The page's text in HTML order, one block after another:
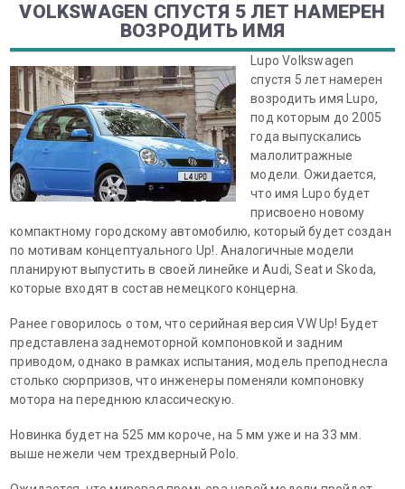
VOLKSWAGEN СПУСТЯ 5 ЛЕТ НАМЕРЕН
ВОЗРОДИТЬ ИМЯ
Lupo Volkswagen
спустя 5 лет намерен
возродить имя Lupo,
под которым до 2005
года выпускались
малолитражные
модели. Ожидается,
что имя Lupo будет
присвоено новому
компактному городскому автомобилю, который будет создан
по мотивам концептуального Up!. Аналогичные модели
планируют выпустить в своей линейке и Audi, Seat и Skoda,
которые входят в состав немецкого концерна.
Ранее говорилось о том, что серийная версия VW Up! Будет
представлена заднемоторной компоновкой и задним
приводом, однако в рамках испытания, модель преподнесла
столько сюрпризов, что инженеры поменяли компоновку
мотора на переднюю классическую.
Новинка будет на 525 мм короче, на 5 мм уже и на 33 мм.
выше нежели чем трехдверный Polo.